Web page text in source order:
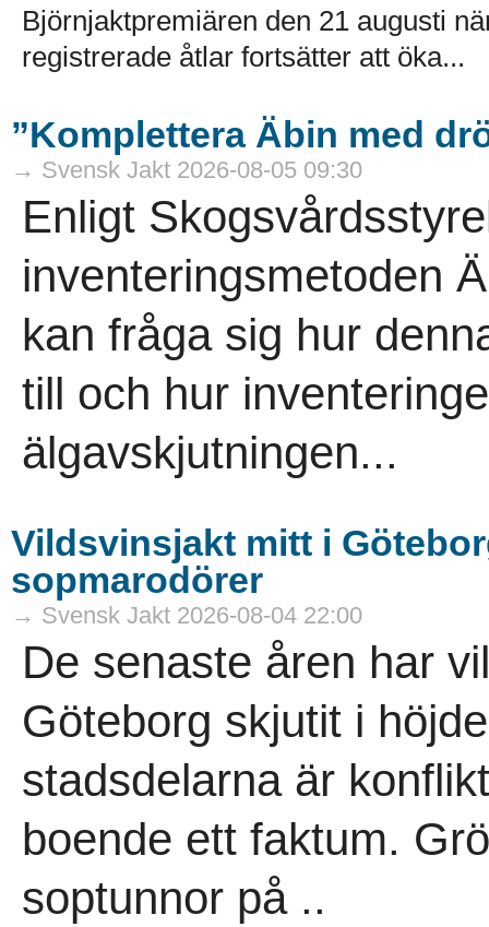
Björnjaktpremiären den 21 augusti
registrerade åtlar fortsätter att öka...
”Komplettera Äbin med
→ Svensk Jakt 2026-08-05 09:30
Enligt
inventeringsmetoden
kan fråga sig hur
till och hur
älgavskjutningen...
Vildsvinsjakt mitt i
sopmarodörer
→ Svensk Jakt 2026-08-04 22:00
De senaste åren har
Göteborg skjutit i
stadsdelarna är
boende ett faktum.
soptunnor på ..